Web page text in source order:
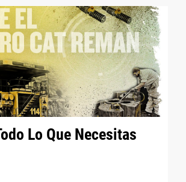
Lo Que Necesitas